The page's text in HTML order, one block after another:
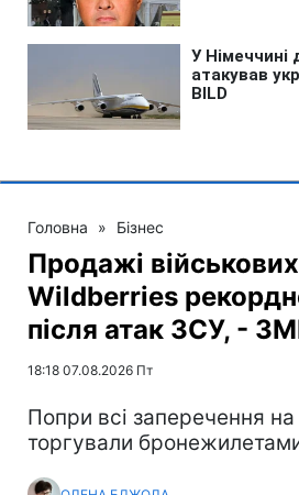
Головна » Бізнес
Продажі
Wildberries
після атак ЗСУ, -
18:18 07.08.2026 Пт
Попри всі заперечення
торгували